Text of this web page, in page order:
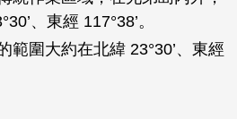
、東經 117°38’。
範圍大約在北緯 23°30’、東經